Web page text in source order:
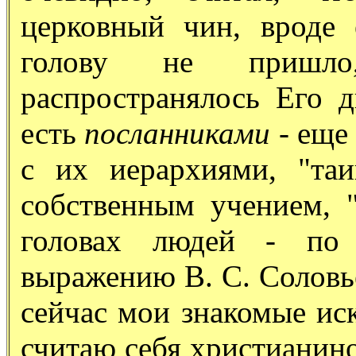
церковный чин, вроде
голову не
распространялось Его
есть посланниками - еще
с их иерархиями,
собственным
головах людей - по
выражению В. С.
сейчас мои знакомые
считаю себя